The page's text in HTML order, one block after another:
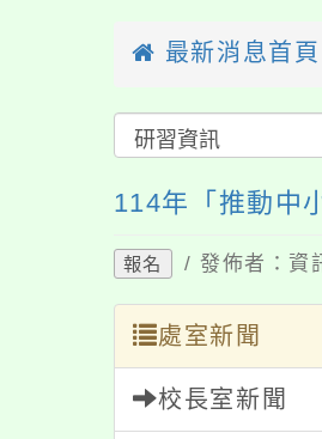
最新消息首頁
114年「推動中
報名 / 發佈者：資
處室新聞
校長室新聞